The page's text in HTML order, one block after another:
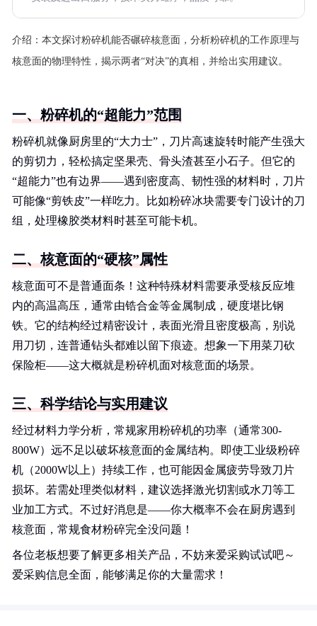
介绍： 本文探讨粉碎机能否碾碎核意面，分析粉碎机的工作原理与
核意面的物理特性，揭示两者“对决”的真相，并给出实用建议。
一、粉碎机的“超能力”范围
粉碎机就像厨房里的“大力士”，刀片高速旋转时能产生强大
的剪切力，轻松搞定坚果壳、骨头渣甚至小石子。但它的
“超能力”也有边界——遇到密度高、韧性强的材料时，刀片
可能像“剪铁皮”一样吃力。比如粉碎冰块需要专门设计的刀
组，处理橡胶类材料时甚至可能卡机。
二、核意面的“硬核”属性
核意面可不是普通面条！这种特殊材料需要承受核反应堆
内的高温高压，通常由锆合金等金属制成，硬度堪比钢
铁。它的结构经过精密设计，表面光滑且密度极高，别说
用刀切，连普通钻头都难以留下痕迹。想象一下用菜刀砍
保险柜——这大概就是粉碎机面对核意面的场景。
三、科学结论与实用建议
经过材料力学分析，常规家用粉碎机的功率（通常300-
800W）远不足以破坏核意面的金属结构。即使工业级粉碎
机（2000W以上）持续工作，也可能因金属疲劳导致刀片
损坏。若需处理类似材料，建议选择激光切割或水刀等工
业加工方式。不过好消息是——你大概率不会在厨房遇到
核意面，常规食材粉碎完全没问题！
各位老板想要了解更多相关产品，不妨来爱采购试试吧～
爱采购信息全面，能够满足你的大量需求！